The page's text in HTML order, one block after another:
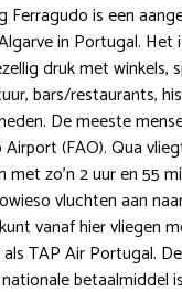
Ferragudo is een
in Portugal. Het
druk met winkels,
bars/restaurants,
De meeste
(FAO). Qua
met zo’n 2 uur en 55
vluchten aan
vanaf hier vliegen
TAP Air Portugal.
betaalmiddel